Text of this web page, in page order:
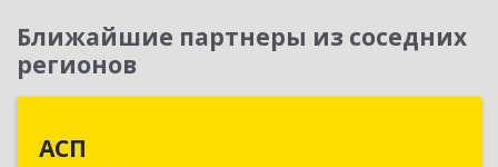
Ближайшие партнеры из соседних
регионов
АСП